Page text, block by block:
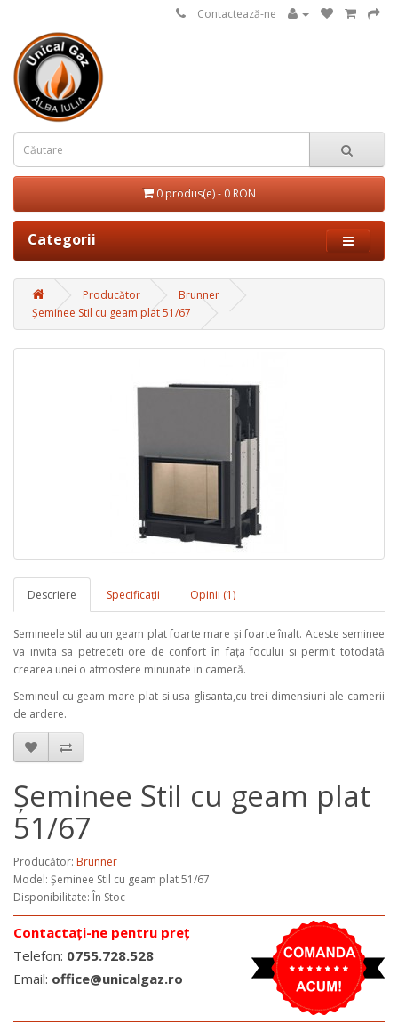
Contactează-ne
0 produs(e) - 0 RON
Categorii
Producător
Brunner
Șeminee Stil cu geam plat 51/67
Descriere Specificaţii Opinii (1)
Semineele stil au un geam plat foarte mare şi foarte înalt. Aceste seminee
va invita sa petreceti ore de confort în faţa focului si permit totodată
crearea unei o atmosfere minunate in cameră.
Semineul cu geam mare plat si usa glisanta,cu trei dimensiuni ale camerii
de ardere.
Șeminee Stil cu geam plat
51/67
Producător: Brunner
Model: Șeminee Stil cu geam plat 51/67
Disponibilitate: În Stoc
Contactați-ne pentru preț
Telefon: 0755.728.528
Email: office@unicalgaz.ro